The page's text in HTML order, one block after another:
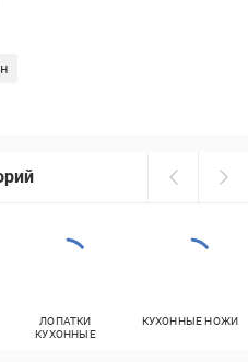
покрытием
ЛОПАТКИ
КУХОННЫЕ
КУХОННЫЕ НОЖИ